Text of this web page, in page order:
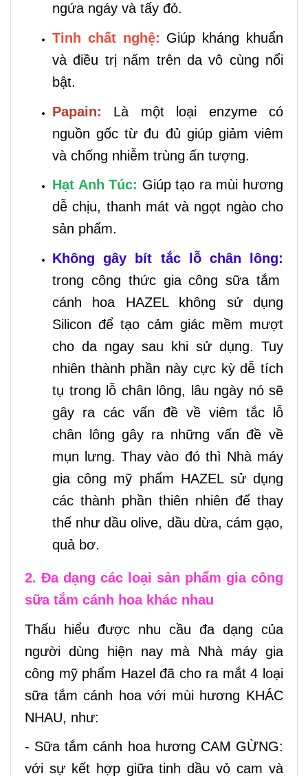
ngứa ngáy và tấy đỏ.
Tinh chất nghệ: Giúp kháng khuẩn
và điều trị nấm trên da vô cùng nổi
bật.
Papain: Là một loại enzyme có
nguồn gốc từ đu đủ giúp giảm viêm
và chống nhiễm trùng ấn tượng.
Hạt Anh Túc: Giúp tạo ra mùi hương
dễ chịu, thanh mát và ngọt ngào cho
sản phẩm.
Không gây bít tắc lỗ chân lông:
trong công thức gia công sữa tắm
cánh hoa HAZEL không sử dụng
Silicon để tạo cảm giác mềm mượt
cho da ngay sau khi sử dụng. Tuy
nhiên thành phần này cực kỳ dễ tích
tụ trong lỗ chân lông, lâu ngày nó sẽ
gây ra các vấn đề về viêm tắc lỗ
chân lông gây ra những vấn đề về
mụn lưng. Thay vào đó thì Nhà máy
gia công mỹ phẩm HAZEL sử dụng
các thành phần thiên nhiên để thay
thế như dầu olive, dầu dừa, cám gạo,
quả bơ.
2. Đa dạng các loại sản phẩm gia công
sữa tắm cánh hoa khác nhau
Thấu hiểu được nhu cầu đa dạng của
người dùng hiện nay mà Nhà máy gia
công mỹ phẩm Hazel đã cho ra mắt 4 loại
sữa tắm cánh hoa với mùi hương KHÁC
NHAU, như:
- Sữa tắm cánh hoa hương CAM GỪNG:
với sự kết hợp giữa tinh dầu vỏ cam và